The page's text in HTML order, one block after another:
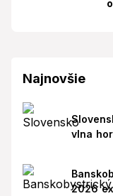
Najnovšie
vlna
2026